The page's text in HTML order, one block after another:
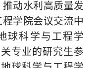
动水利高质量发
学院会议交流中
球科学与工程学
专业的研究生参